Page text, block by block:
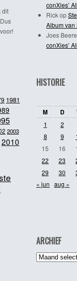
dit
conXies’
Rickop
Album van
Joes
conXies’
1981
2003
2010
HISTORIE
M D
1
2
8
9
15
16
22
23
29
30
« jun aug »
ARCHIEF
Archief